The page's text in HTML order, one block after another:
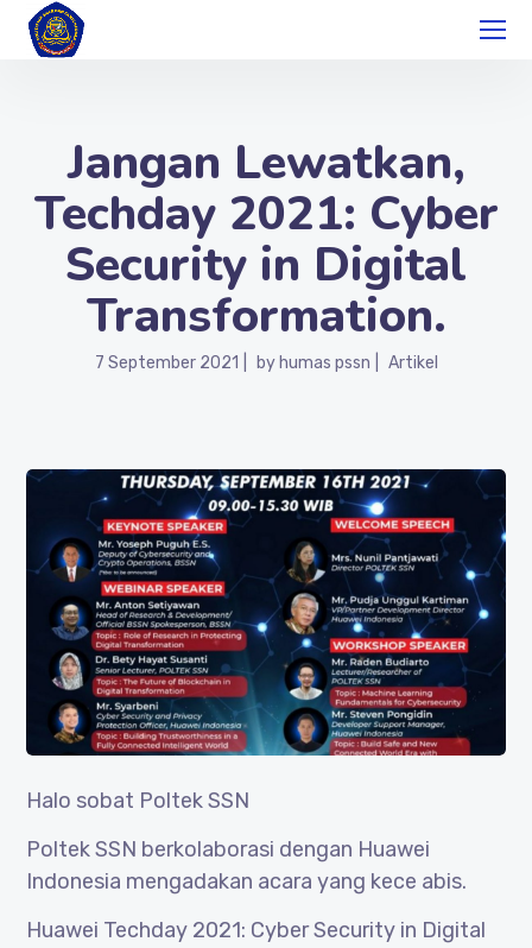
Jangan Lewatkan,
Techday 2021: Cyber
Security in Digital
Transformation.
7 September 2021 by humas pssn Artikel
Halo sobat Poltek SSN
Poltek SSN berkolaborasi dengan Huawei
Indonesia mengadakan acara yang kece abis.
Huawei Techday 2021: Cyber Security in Digital